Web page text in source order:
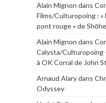
Alain Mignon dans
Films/Culturopoing : «
pont rouge » de
Alain Mignon dans
Calysta/Culturopoing
à OK Corral de John
Arnaud Alarydans
Odyssey